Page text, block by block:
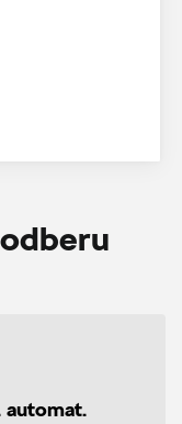
automat.